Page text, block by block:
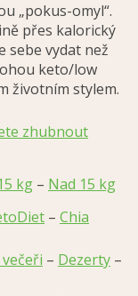
„pokus-omyl“.
přes kalorický
sebe vydat než
keto/low
životním stylem.
zhubnout
kg – Nad 15 kg
– Chia
večeři – Dezerty –